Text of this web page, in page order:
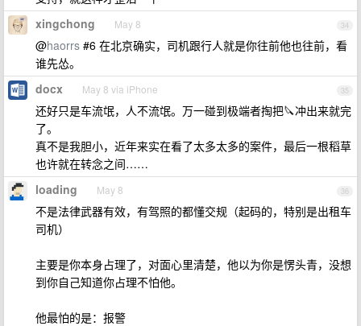
34
xingchong May 8
@haorrs #6 在北京确实，司机跟行人就是你往前他也往前，看
谁先怂。
35
docx May 8 via iPhone
还好只是车流氓，人不流氓。万一碰到极端者掏把🔪冲出来就完
了。
真不是我胆小，近年来实在看了太多太多的案件，最后一根稻草
也许就在转念之间……
36
loading May 8
不是法律武器有效，有驾照的都懂交规（起码的，特别是出租车
司机）
主要是你本身占理了，对面心里清楚，他以为你是愣头青，没想
到你自己知道你占理不怕他。
他最怕的是：报警